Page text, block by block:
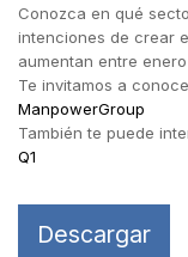
Conozca en qué
intenciones de crear
aumentan entre
Te invitamos a
ManpowerGroup
También te puede
Q1
Descargar